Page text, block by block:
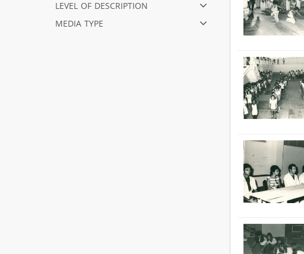
level of description
media type